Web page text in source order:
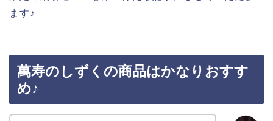
ます♪
萬寿のしずくの商品はかなりおすす
め♪